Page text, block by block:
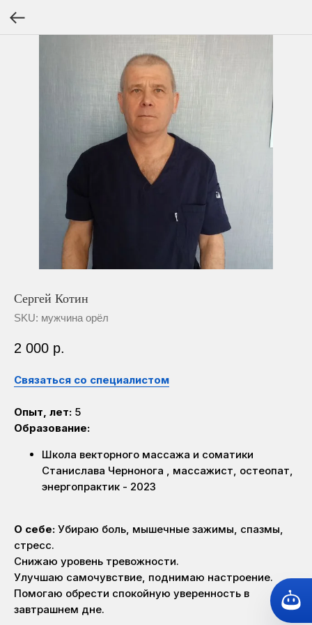
Сергей Котин
SKU: мужчина орёл
2 000 р.
Связаться со специалистом
Опыт, лет: 5
Образование:
Школа векторного массажа и соматики
Станислава Чернонога , массажист, остеопат,
энергопрактик - 2023
О себе: Убираю боль, мышечные зажимы, спазмы,
стресс.
Снижаю уровень тревожности.
Улучшаю самочувствие, поднимаю настроение.
Помогаю обрести спокойную уверенность в
завтрашнем дне.